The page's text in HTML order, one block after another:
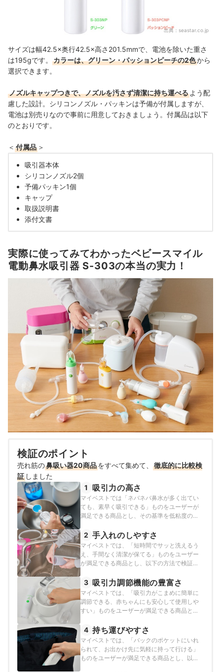
出典： seastar.co.jp
サイズは幅42.5×奥行42.5×高さ201.5mmで、電池を除いた重さ
は195gです。
カラーは、グリーン・パッションピーチの2色から
選択できます。
ノズルキャップつきで、ノズルを汚さず清潔に持ち運べる よう配
慮した設計。シリコンノズル・パッキンは予備が付属しますが、
電池は別売りなので事前に用意しておきましょう。付属品は以下
のとおりです。
＜ 付属品 ＞
吸引器本体
シリコンノズル2個
予備パッキン1個
キャップ
取扱説明書
添付文書
実際に使ってみてわかったベビースマイル
電動鼻水吸引器 S-303の本当の実力！
検証のポイント
売れ筋の鼻吸い器20商品をすべて集めて、
徹底的に比較検
証 しました
1 吸引力の高さ
マイベストでは「ネバネバ鼻水が多く出てい
ても、素早く吸引できる」ものをユーザーが
満足できる商品とし、その基準を低粘度の疑
内に吸引できるものと定めて以下の方法で検
証を行いました。
2 手入れのしやすさ
マイベストでは、「短時間でサッと洗えるう
え、手間なく清潔が保てる」ものをユーザー
が満足できる商品とし、以下の方法で検証を
3 吸引力調節機能の豊富さ
マイベストでは、「吸引力がこまめに簡単に
調節できる、赤ちゃんにも安心して使用しや
すい」ものをユーザーが満足できる商品と
4 持ち運びやすさ
マイベストでは、「バックのポケットにいれ
られて、お出かけ先に気軽に持って行ける」
ものをユーザーが満足できる商品とし、以下